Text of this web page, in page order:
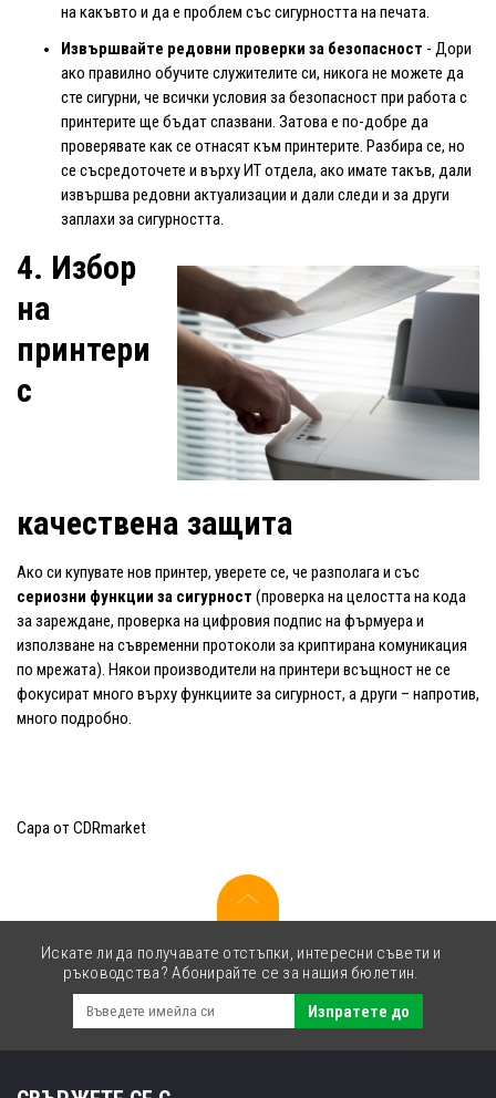
на какъвто и да е проблем със сигурността на печата.
Извършвайте редовни проверки за безопасност - Дори
ако правилно обучите служителите си, никога не можете да
сте сигурни, че всички условия за безопасност при работа с
принтерите ще бъдат спазвани. Затова е по-добре да
проверявате как се отнасят към принтерите. Разбира се, но
се съсредоточете и върху ИТ отдела, ако имате такъв, дали
извършва редовни актуализации и дали следи и за други
заплахи за сигурността.
4. Избор
на
принтери
с
качествена защита
Ако си купувате нов принтер, уверете се, че разполага и със
сериозни функции за сигурност (проверка на целостта на кода
за зареждане, проверка на цифровия подпис на фърмуера и
използване на съвременни протоколи за криптирана комуникация
по мрежата). Някои производители на принтери всъщност не се
фокусират много върху функциите за сигурност, а други – напротив,
много подробно.
Сара от CDRmarket
Искате ли да получавате отстъпки, интересни съвети и
ръководства? Абонирайте се за нашия бюлетин.
Изпратете до